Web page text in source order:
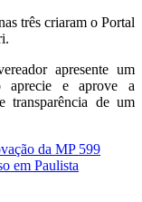
três criaram o Portal
apresente um
aprecie e aprove a
transparência de um
da MP 599
em Paulista